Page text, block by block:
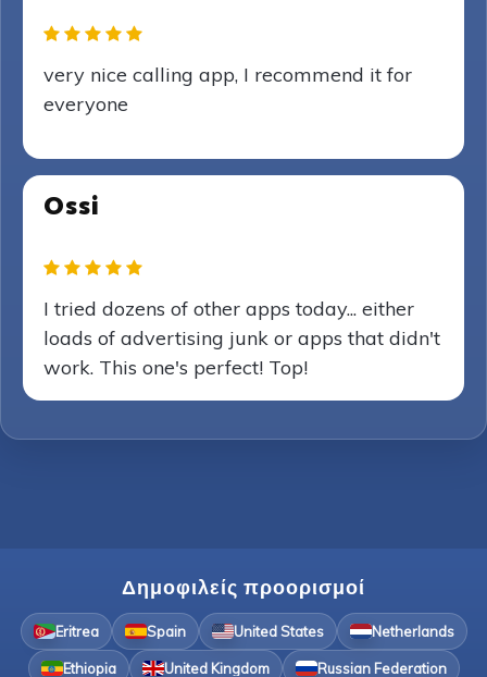
very nice calling app, I recommend it for
everyone
Ossi
I tried dozens of other apps today... either
loads of advertising junk or apps that didn't
work. This one's perfect! Top!
Δημοφιλείς προορισμοί
Eritrea Spain United States Netherlands
Ethiopia United Kingdom Russian Federation